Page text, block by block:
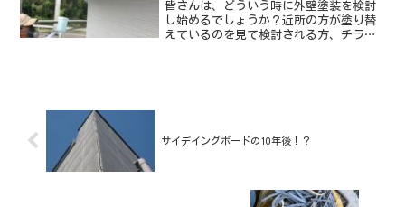
皆さんは、どういう時に外壁塗装を検討
し始めるでしょうか？近所の方が塗り替
えているのを見て検討される方、チラシ
サイデイングボードの10年後！？